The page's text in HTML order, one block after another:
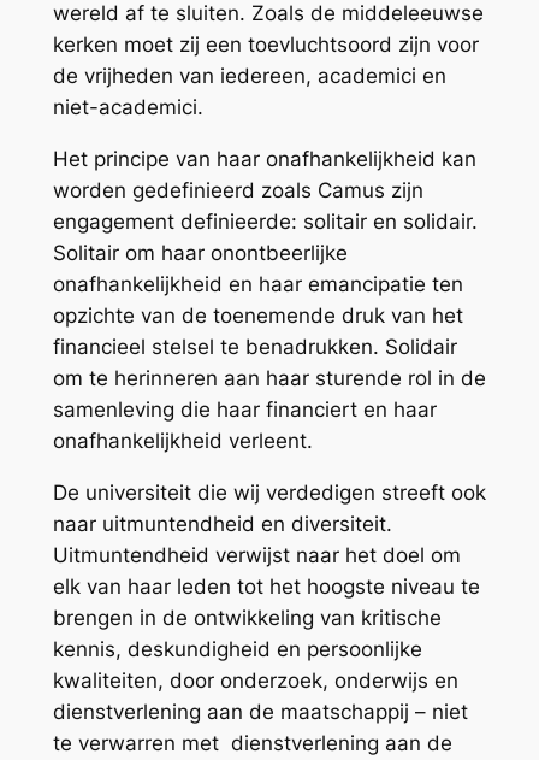
wereld af te sluiten. Zoals de middeleeuwse
kerken moet zij een toevluchtsoord zijn voor
de vrijheden van iedereen, academici en
niet-academici.
Het principe van haar onafhankelijkheid kan
worden gedefinieerd zoals Camus zijn
engagement definieerde: solitair en solidair.
Solitair om haar onontbeerlijke
onafhankelijkheid en haar emancipatie ten
opzichte van de toenemende druk van het
financieel stelsel te benadrukken. Solidair
om te herinneren aan haar sturende rol in de
samenleving die haar financiert en haar
onafhankelijkheid verleent.
De universiteit die wij verdedigen streeft ook
naar uitmuntendheid en diversiteit.
Uitmuntendheid verwijst naar het doel om
elk van haar leden tot het hoogste niveau te
brengen in de ontwikkeling van kritische
kennis, deskundigheid en persoonlijke
kwaliteiten, door onderzoek, onderwijs en
dienstverlening aan de maatschappij – niet
te verwarren met dienstverlening aan de